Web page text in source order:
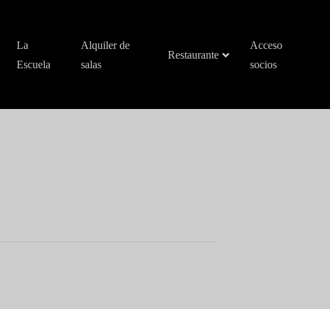
La
Escuela
Alquiler de
salas
Restaurante
Acceso
socios